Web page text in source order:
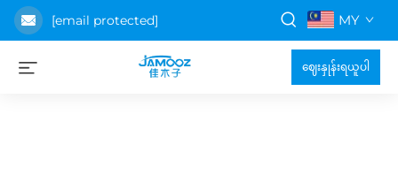
[email protected] MY
ဈေးနှုန်းရယူပါ